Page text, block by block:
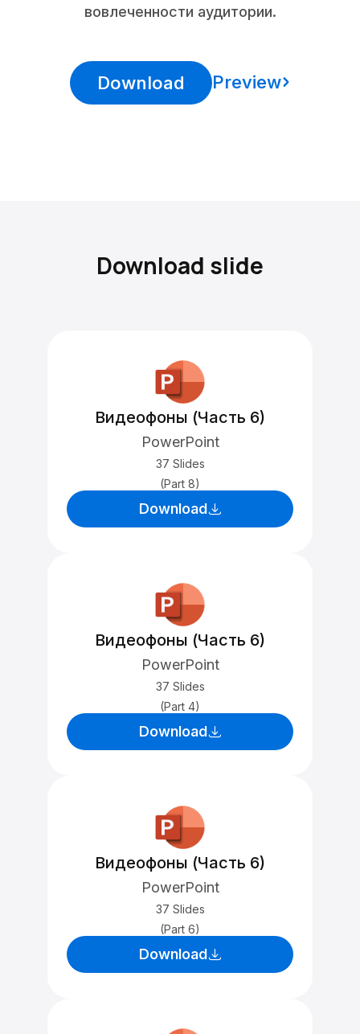
вовлеченности аудитории.
Download Preview
Download slide
Видеофоны (Часть 6)
PowerPoint
37 Slides
(Part 8)
Download
Видеофоны (Часть 6)
PowerPoint
37 Slides
(Part 4)
Download
Видеофоны (Часть 6)
PowerPoint
37 Slides
(Part 6)
Download